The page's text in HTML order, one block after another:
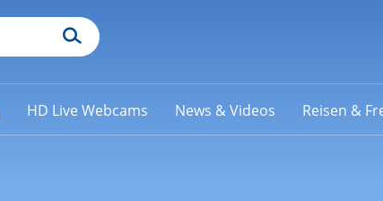
HD Live Webcams News & Videos Reisen &